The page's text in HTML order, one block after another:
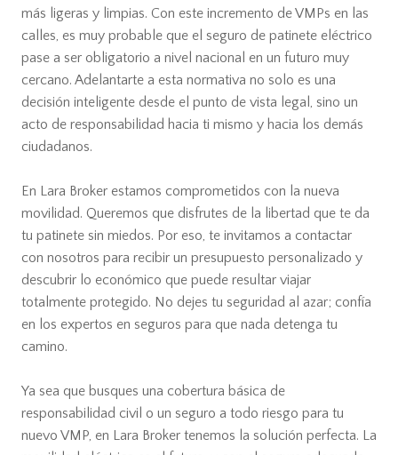
más ligeras y limpias. Con este incremento de VMPs en las
calles, es muy probable que el seguro de patinete eléctrico
pase a ser obligatorio a nivel nacional en un futuro muy
cercano. Adelantarte a esta normativa no solo es una
decisión inteligente desde el punto de vista legal, sino un
acto de responsabilidad hacia ti mismo y hacia los demás
ciudadanos.
En Lara Broker estamos comprometidos con la nueva
movilidad. Queremos que disfrutes de la libertad que te da
tu patinete sin miedos. Por eso, te invitamos a contactar
con nosotros para recibir un presupuesto personalizado y
descubrir lo económico que puede resultar viajar
totalmente protegido. No dejes tu seguridad al azar; confía
en los expertos en seguros para que nada detenga tu
camino.
Ya sea que busques una cobertura básica de
responsabilidad civil o un seguro a todo riesgo para tu
nuevo VMP, en Lara Broker tenemos la solución perfecta. La